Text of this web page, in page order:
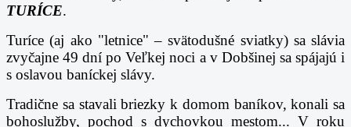
TURÍCE.
Turíce (aj ako "letnice" – svätodušné sviatky) sa slávia
zvyčajne 49 dní po Veľkej noci a v Dobšinej sa spájajú i
s oslavou baníckej slávy.
Tradične sa stavali briezky k domom baníkov, konali sa
bohoslužby, pochod s dychovkou mestom... V roku